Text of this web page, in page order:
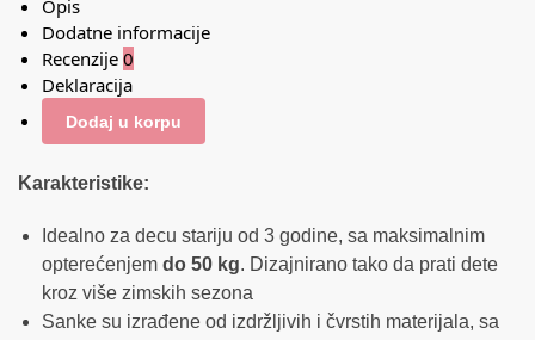
Opis
Dodatne informacije
Recenzije 0
Deklaracija
Dodaj u korpu
Karakteristike:
Idealno za decu stariju od 3 godine, sa maksimalnim
opterećenjem do 50 kg. Dizajnirano tako da prati dete
kroz više zimskih sezona
Sanke su izrađene od izdržljivih i čvrstih materijala, sa